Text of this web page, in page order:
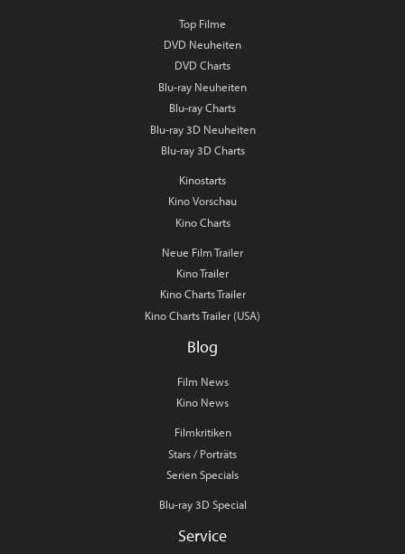
Top Filme
DVD Neuheiten
DVD Charts
Blu-ray Neuheiten
Blu-ray Charts
Blu-ray 3D Neuheiten
Blu-ray 3D Charts
Kinostarts
Kino Vorschau
Kino Charts
Neue Film Trailer
Kino Trailer
Kino Charts Trailer
Kino Charts Trailer (USA)
Blog
Film News
Kino News
Filmkritiken
Stars / Porträts
Serien Specials
Blu-ray 3D Special
Service